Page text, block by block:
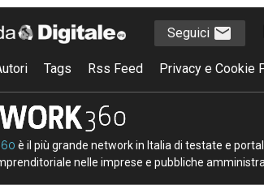
Seguici
Tags Rss Feed Privacy e Cookie
è il più grande network in Italia di testate e
nelle imprese e pubbliche